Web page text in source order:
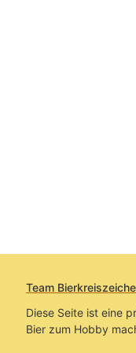
Team
Diese Seite ist eine
Bier zum Hobby